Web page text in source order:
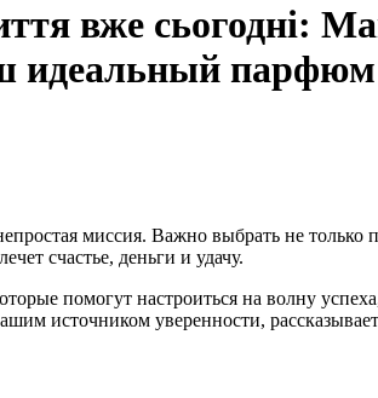
вже сьогодні:
идеальный парфюм
миссия. Важно выбрать не только
счастье, деньги и удачу.
помогут настроиться на волну
источником уверенности, рассказывает